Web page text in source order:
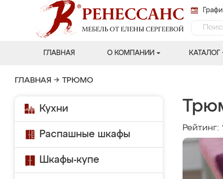
ГЛАВНАЯ О КОМПАНИИ КАТАЛОГ
ГЛАВНАЯ → ТРЮМО
Кухни
Распашные шкафы
Шкафы-купе
Рейтинг: